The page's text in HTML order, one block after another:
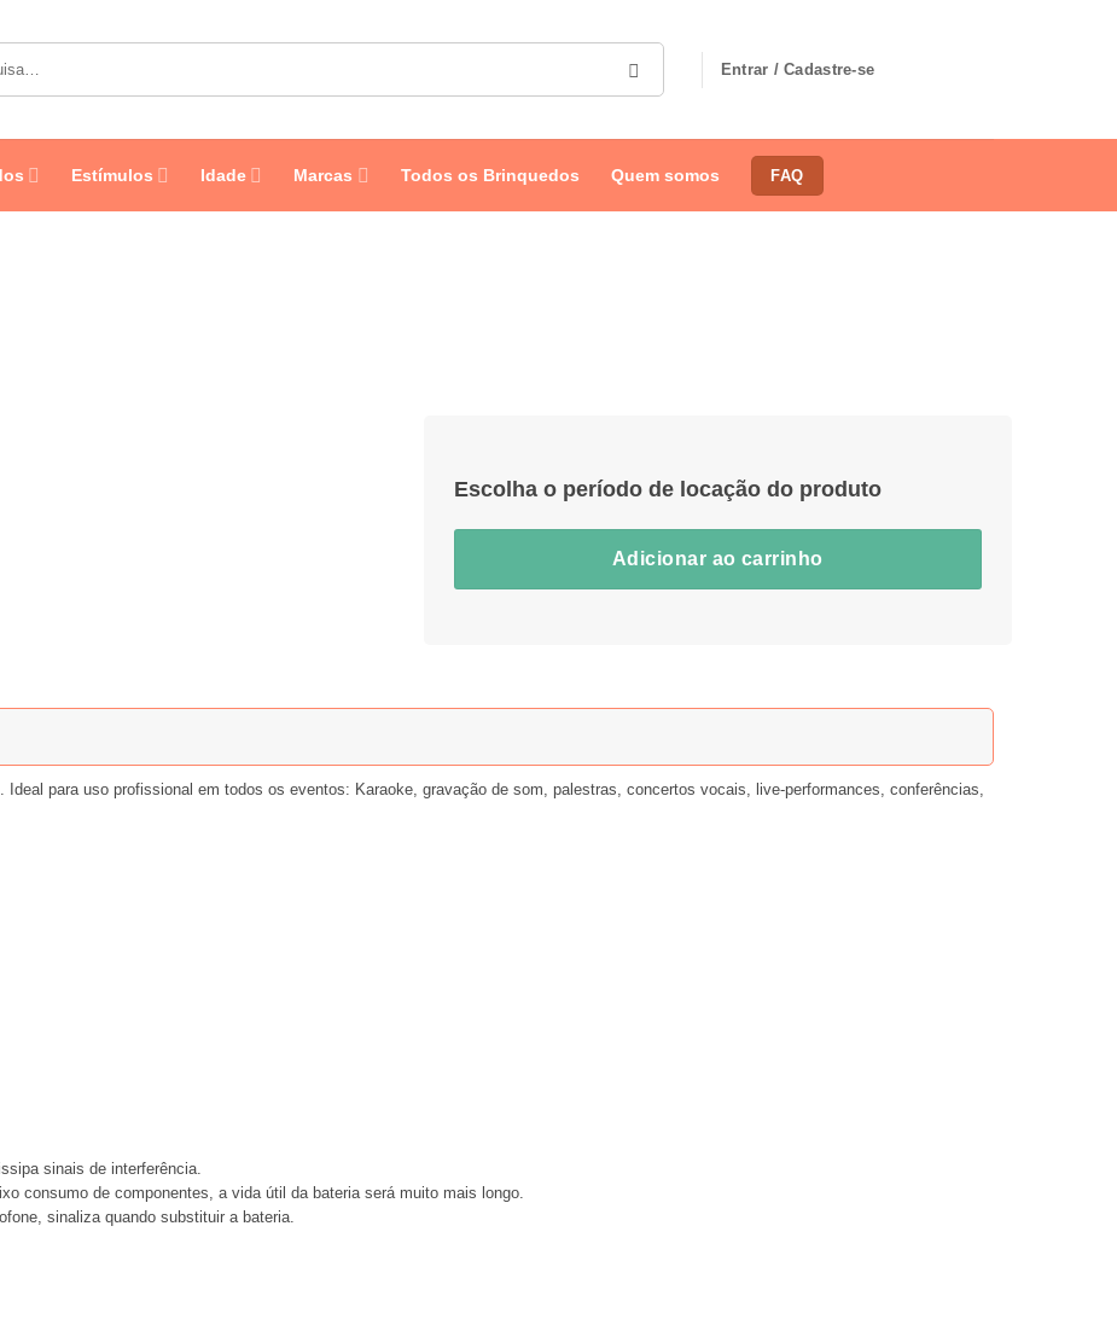
Entrar / Cadastre-se
Estímulos Idade Marcas Todos os Brinquedos Quem somos FAQ
Adicionar ao carrinho
para uso profissional em todos os eventos: Karaoke, gravação de som, palestras, concertos vocais, live-performances, conferências,
sinais de interferência.
consumo de componentes, a vida útil da bateria será muito mais longo.
sinaliza quando substituir a bateria.